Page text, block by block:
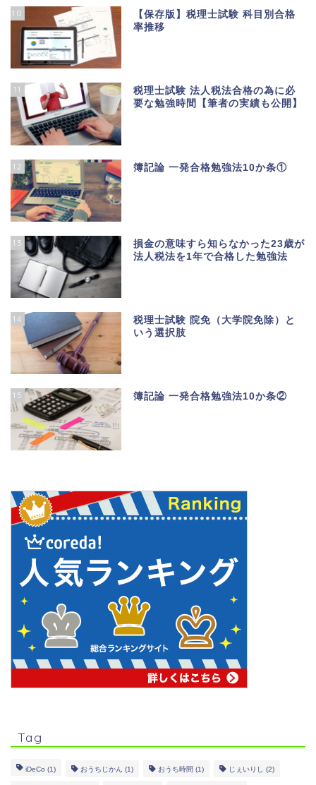
10
【保存版】税理士試験 科目別合格
率推移
11
税理士試験 法人税法合格の為に必
要な勉強時間【筆者の実績も公開】
12 簿記論 一発合格勉強法10か条①
13
損金の意味すら知らなかった23歳が
法人税法を1年で合格した勉強法
14
税理士試験 院免（大学院免除）と
いう選択肢
15 簿記論 一発合格勉強法10か条②
Tag
iDeCo (1) おうちじかん (1) おうち時間 (1) じぇいりし (2)